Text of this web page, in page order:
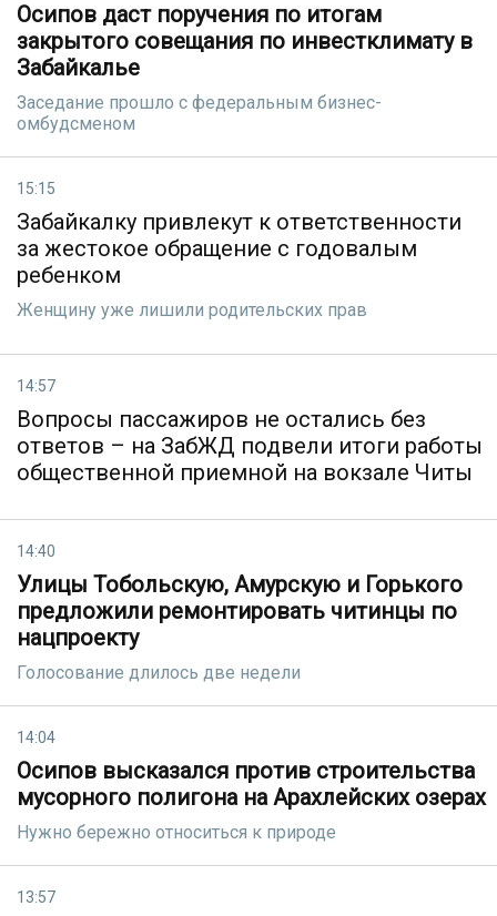
Осипов даст поручения по итогам
закрытого совещания по инвестклимату в
Забайкалье
Заседание прошло с федеральным бизнес-
омбудсменом
15:15
Забайкалку привлекут к ответственности
за жестокое обращение с годовалым
ребенком
Женщину уже лишили родительских прав
14:57
Вопросы пассажиров не остались без
ответов – на ЗабЖД подвели итоги работы
общественной приемной на вокзале Читы
14:40
Улицы Тобольскую, Амурскую и Горького
предложили ремонтировать читинцы по
нацпроекту
Голосование длилось две недели
14:04
Осипов высказался против строительства
мусорного полигона на Арахлейских озерах
Нужно бережно относиться к природе
13:57